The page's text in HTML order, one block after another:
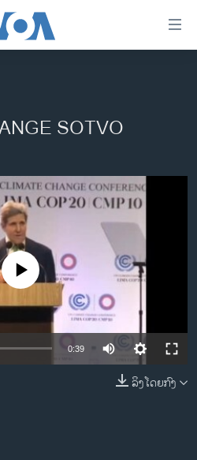
ະລັດ 2024
SOTVO
currently available
0:39
ລິງໂດຍກົງ